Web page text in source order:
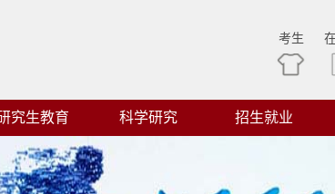
考生
究生教育 科学研究 招生就业